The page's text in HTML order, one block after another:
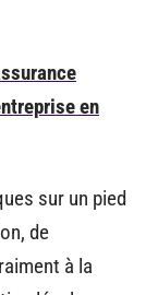
en
sur un pied
de
à la